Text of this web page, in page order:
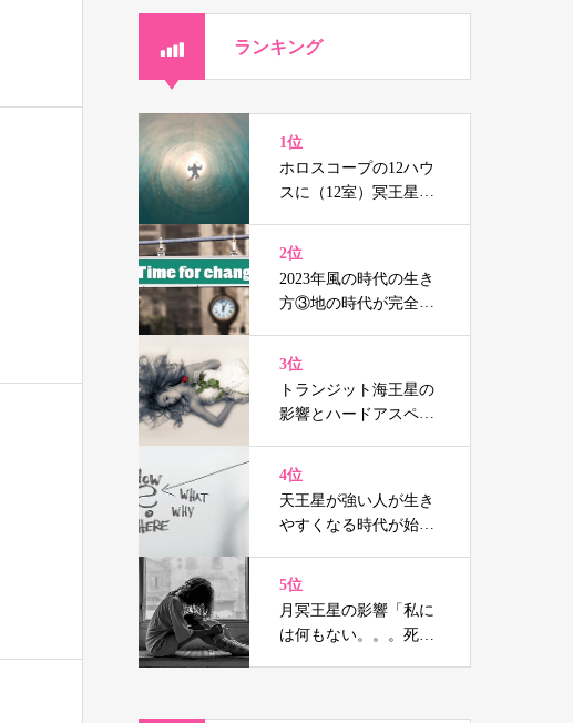
ランキング
1位
ホロスコープの12ハウ
スに（12室）冥王星、
2位
2023年風の時代の生き
方③地の時代が完全に
3位
トランジット海王星の
影響とハードアスペク
定事例付）
4位
天王星が強い人が生き
やすくなる時代が始ま
5位
月冥王星の影響「私に
は何もない。。。死に